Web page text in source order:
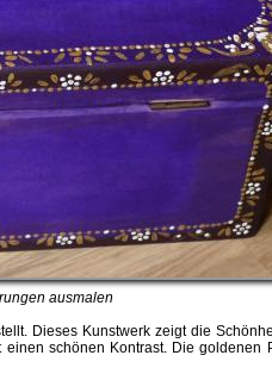
ausmalen
Dieses Kunstwerk zeigt die
schönen Kontrast. Die